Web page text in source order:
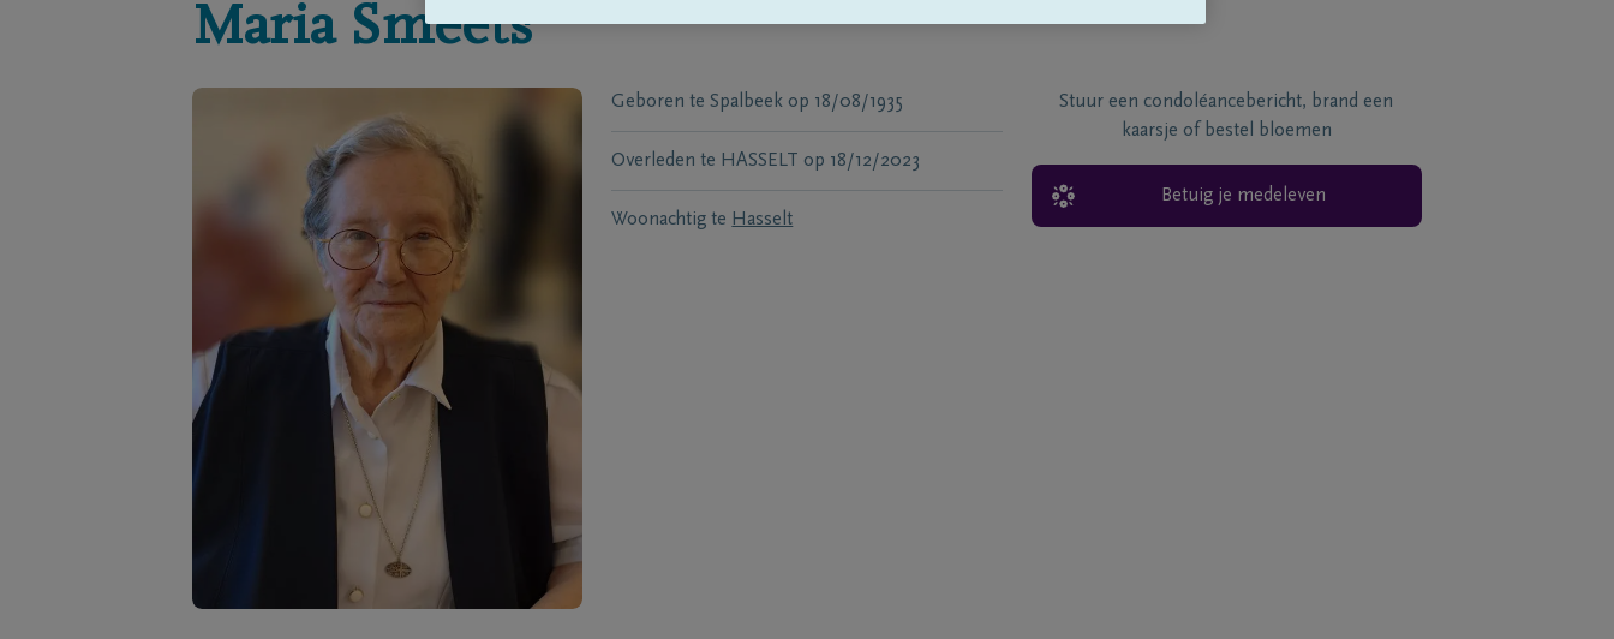
Maria Smeets
Geboren te Spalbeek op 18/08/1935
Overleden te HASSELT op 18/12/2023
Woonachtig te Hasselt
Stuur een condoléancebericht, brand een
kaarsje of bestel bloemen
Betuig je medeleven